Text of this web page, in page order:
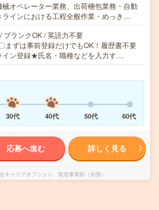
械オペレーター業務、出荷梱包業務・自動
ラインにおける工程全般作業・めっき…
ブランクOK / 英語力不要
まずは事前登録だけでもOK！履歴書不要
イン登録★氏名・職種などを入力す…
30代 40代 50代 60代
応募へ進む 詳しく見る
キャリアオプション 製造事業部（全国）